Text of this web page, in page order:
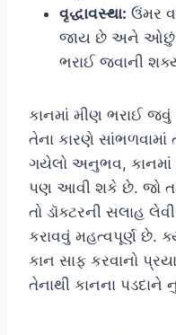
વૃદ્ધાવસ્થા: ઉંમર
જાય છે અને ઓછું
ભરાઈ જવાની
કાનમાં મીણ ભરાઈ
તેના કારણે સાંભળવામાં
ગયેલો અનુભવ, કાનમાં
પણ આવી શકે છે. જો
તો ડૉક્ટરની સલાહ
કરાવવું મહત્વપૂર્ણ છે.
કાન સાફ કરવાનો
તેનાથી કાનના